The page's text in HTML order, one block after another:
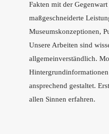
Fakten mit der
maßgeschneiderte
Museumskonzeptionen,
Unsere Arbeiten sind
allgemeinverständlich.
ansprechend gestaltet.
allen Sinnen erfahren.